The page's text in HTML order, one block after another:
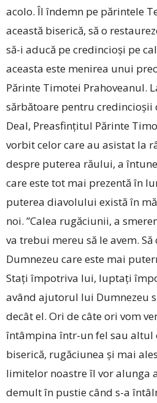
acolo. Îl îndemn pe părintele
această biserică, să o
să-i aducă pe credincioși pe
aceasta este menirea unui
Părinte Timotei Prahoveanul.
sărbătoare pentru
Deal, Preasfințitul Părinte
vorbit celor care au asistat la
despre puterea răului, a
care este tot mai prezentă în
puterea diavolului există în
noi. ”Calea rugăciunii, a
va trebui mereu să le avem.
Dumnezeu care este mai
Stați împotriva lui, luptați
având ajutorul lui Dumnezeu
decât el. Ori de câte ori vom
întâmpina într-un fel sau altul
biserică, rugăciunea și mai
limitelor noastre îl vor alunga
demult în pustie când s-a